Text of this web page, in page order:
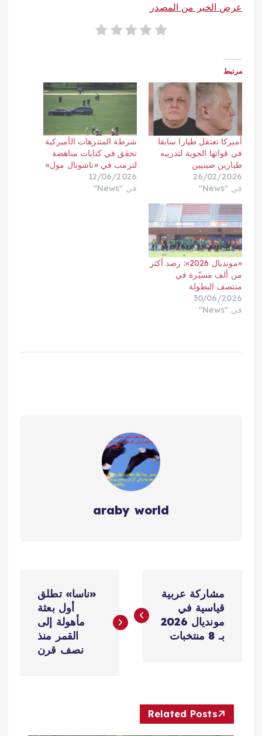
عرض الخبر من المصدر
مرتبط
أميركا تعتقل طيارا سابقا
في قواتها الجوية لتدريبه
طيارين صينيين
26/02/2026
في "News"
شرطة المتنزهات الأميركية
تحقق في كتابات مناهضة
لترمب في «ناشونال مول»
12/06/2026
في "News"
«مونديال 2026»: رصد أكثر
من ألف مسيّرة في
منتصف البطولة
30/06/2026
في "News"
araby world
ص
مشاركة عربية
قياسية في
مونديال 2026
بـ 8 منتخبات
«ناسا» تطلق
أول بعثة
مأهولة إلى
القمر منذ
نصف قرن
Related Posts